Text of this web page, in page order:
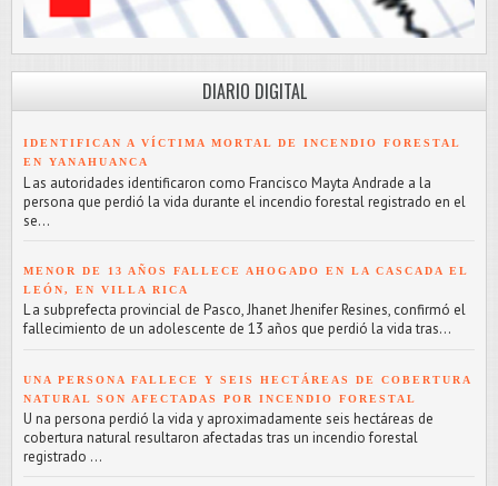
DIARIO DIGITAL
IDENTIFICAN A VÍCTIMA MORTAL DE INCENDIO FORESTAL
EN YANAHUANCA
L as autoridades identificaron como Francisco Mayta Andrade a la
persona que perdió la vida durante el incendio forestal registrado en el
se...
MENOR DE 13 AÑOS FALLECE AHOGADO EN LA CASCADA EL
LEÓN, EN VILLA RICA
L a subprefecta provincial de Pasco, Jhanet Jhenifer Resines, confirmó el
fallecimiento de un adolescente de 13 años que perdió la vida tras...
UNA PERSONA FALLECE Y SEIS HECTÁREAS DE COBERTURA
NATURAL SON AFECTADAS POR INCENDIO FORESTAL
U na persona perdió la vida y aproximadamente seis hectáreas de
cobertura natural resultaron afectadas tras un incendio forestal
registrado ...